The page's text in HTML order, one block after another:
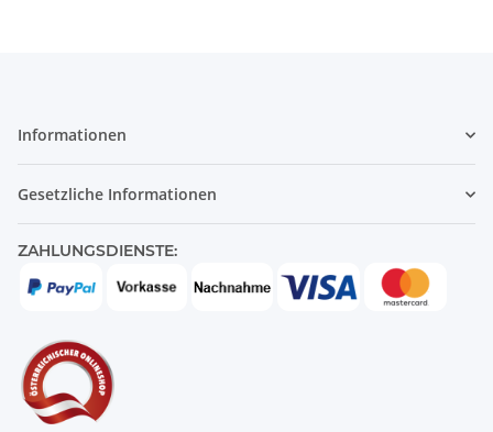
Informationen
Gesetzliche Informationen
ZAHLUNGSDIENSTE: